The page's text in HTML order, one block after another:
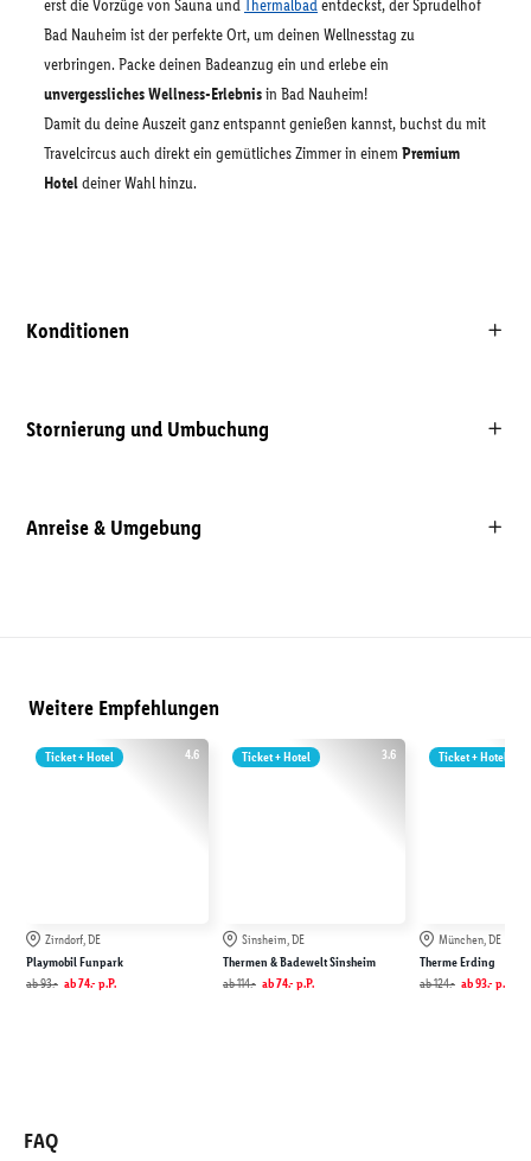
erst die Vorzüge von Sauna und Thermalbadentdeckst, der Sprudelhof
Bad Nauheim ist der perfekte Ort, um deinen Wellnesstag zu
verbringen. Packe deinen Badeanzug ein und erlebe ein
unvergessliches Wellness-Erlebnisin Bad Nauheim!
Damit du deine Auszeit ganz entspannt genießen kannst, buchst du mit
Travelcircus auch direkt ein gemütliches Zimmer in einem Premium
Hoteldeiner Wahl hinzu.
Konditionen
Stornierung und Umbuchung
Anreise & Umgebung
Weitere Empfehlungen
4.6
Ticket + Hotel
Zirndorf, DE
Playmobil Funpark
ab93.- ab74.- p.P.
3.6
Ticket + Hotel
Sinsheim, DE
Thermen & Badewelt Sinsheim
ab114.- ab74.- p.P.
Ticket + Hotel
München, DE
Therme Erding
ab124.- ab93.- p.P.
FAQ